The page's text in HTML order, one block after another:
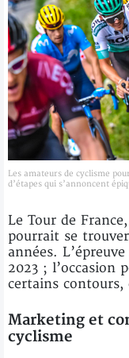
Les amateurs de cyclisme
d’étapes qui s’annoncent
Le Tour de
pourrait se
années.
2023 ; l’occasion
certains contours,
Marketing et
cyclisme